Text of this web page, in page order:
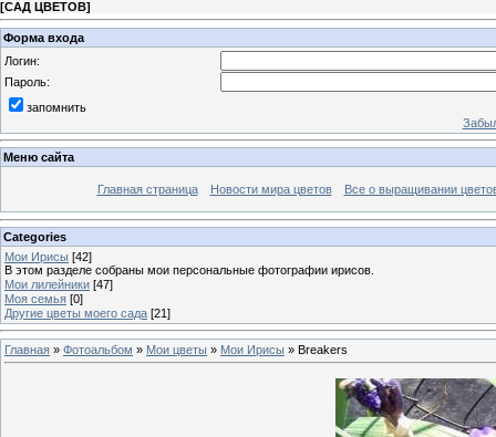
[САД ЦВЕТОВ]
Форма входа
Логин:
Пароль:
запомнить
Меню сайта
Главная страница Новости мира цветов Все о выращивании
Categories
Мои Ирисы [42]
В этом разделе собраны мои персональные фотографии ирисов.
Мои лилейники [47]
Моя семья [0]
Другие цветы моего сада [21]
Главная » Фотоальбом » Мои цветы » Мои Ирисы » Breakers